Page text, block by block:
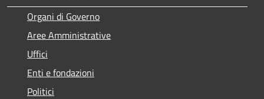
Organi di Governo
Aree Amministrative
Uffici
Enti e fondazioni
Politici